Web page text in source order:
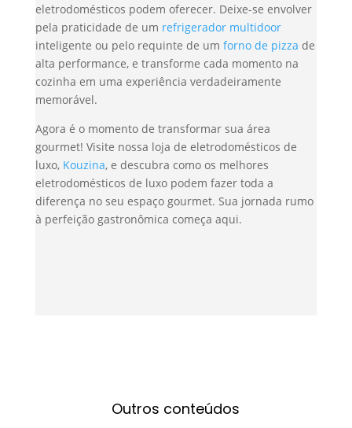
eletrodomésticos podem oferecer. Deixe-se envolver
pela praticidade de um refrigerador multidoor
inteligente ou pelo requinte de um forno de pizza de
alta performance, e transforme cada momento na
cozinha em uma experiência verdadeiramente
memorável.
Agora é o momento de transformar sua área
gourmet! Visite nossa loja de eletrodomésticos de
luxo, Kouzina, e descubra como os melhores
eletrodomésticos de luxo podem fazer toda a
diferença no seu espaço gourmet. Sua jornada rumo
à perfeição gastronômica começa aqui.
Outros conteúdos